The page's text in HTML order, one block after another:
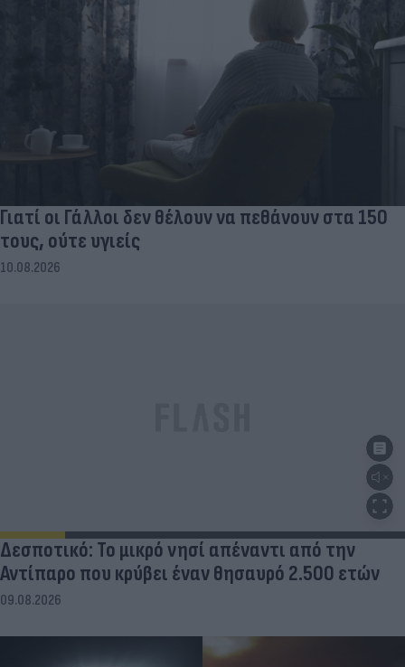
Γιατί οι Γάλλοι δεν θέλουν να πεθάνουν στα 150
τους, ούτε υγιείς
10.08.2026
Δεσποτικό: Το μικρό νησί απέναντι από την
Αντίπαρο που κρύβει έναν θησαυρό 2.500 ετών
09.08.2026